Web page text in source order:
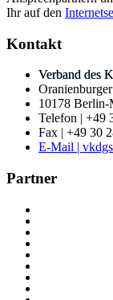
Ihr auf den
Kontakt
Verband des
10178 Berlin-
Telefon | +49
Fax | +49 30
E-Mail |
Partner